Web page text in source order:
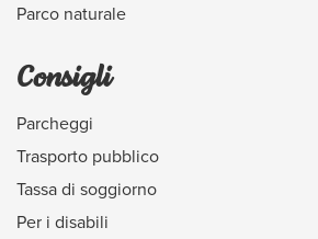
Parco naturale
Consigli
Parcheggi
Trasporto pubblico
Tassa di soggiorno
Per i disabili